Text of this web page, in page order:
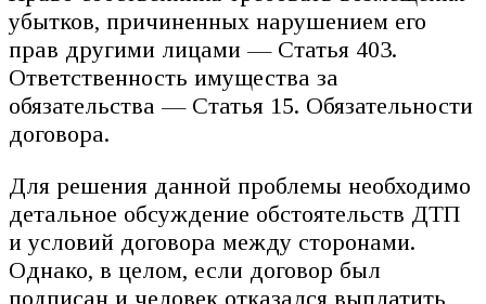
убытков, причиненных нарушением его
прав другими лицами — Статья 403.
Ответственность имущества за
обязательства — Статья 15. Обязательности
договора.
Для решения данной проблемы необходимо
детальное обсуждение обстоятельств ДТП
и условий договора между сторонами.
Однако, в целом, если договор был
подписан и человек отказался выплатить